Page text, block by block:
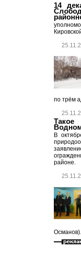
14
по трём
Такое
В
районе.
Османов).